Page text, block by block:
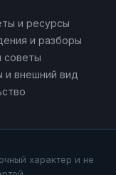
и ресурсы
и разборы
советы
и внешний вид
характер и не